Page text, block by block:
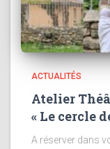
ACTUALITÉS
Atelier
« Le cercle
A réserver dans